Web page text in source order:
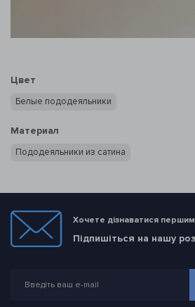
практичность
Пододеяльник исполняет не только
Цвет
Белые пододеяльники
Материал
Пододеяльники из сатина
Хочете дізнаватися першим
Підпишіться на нашу